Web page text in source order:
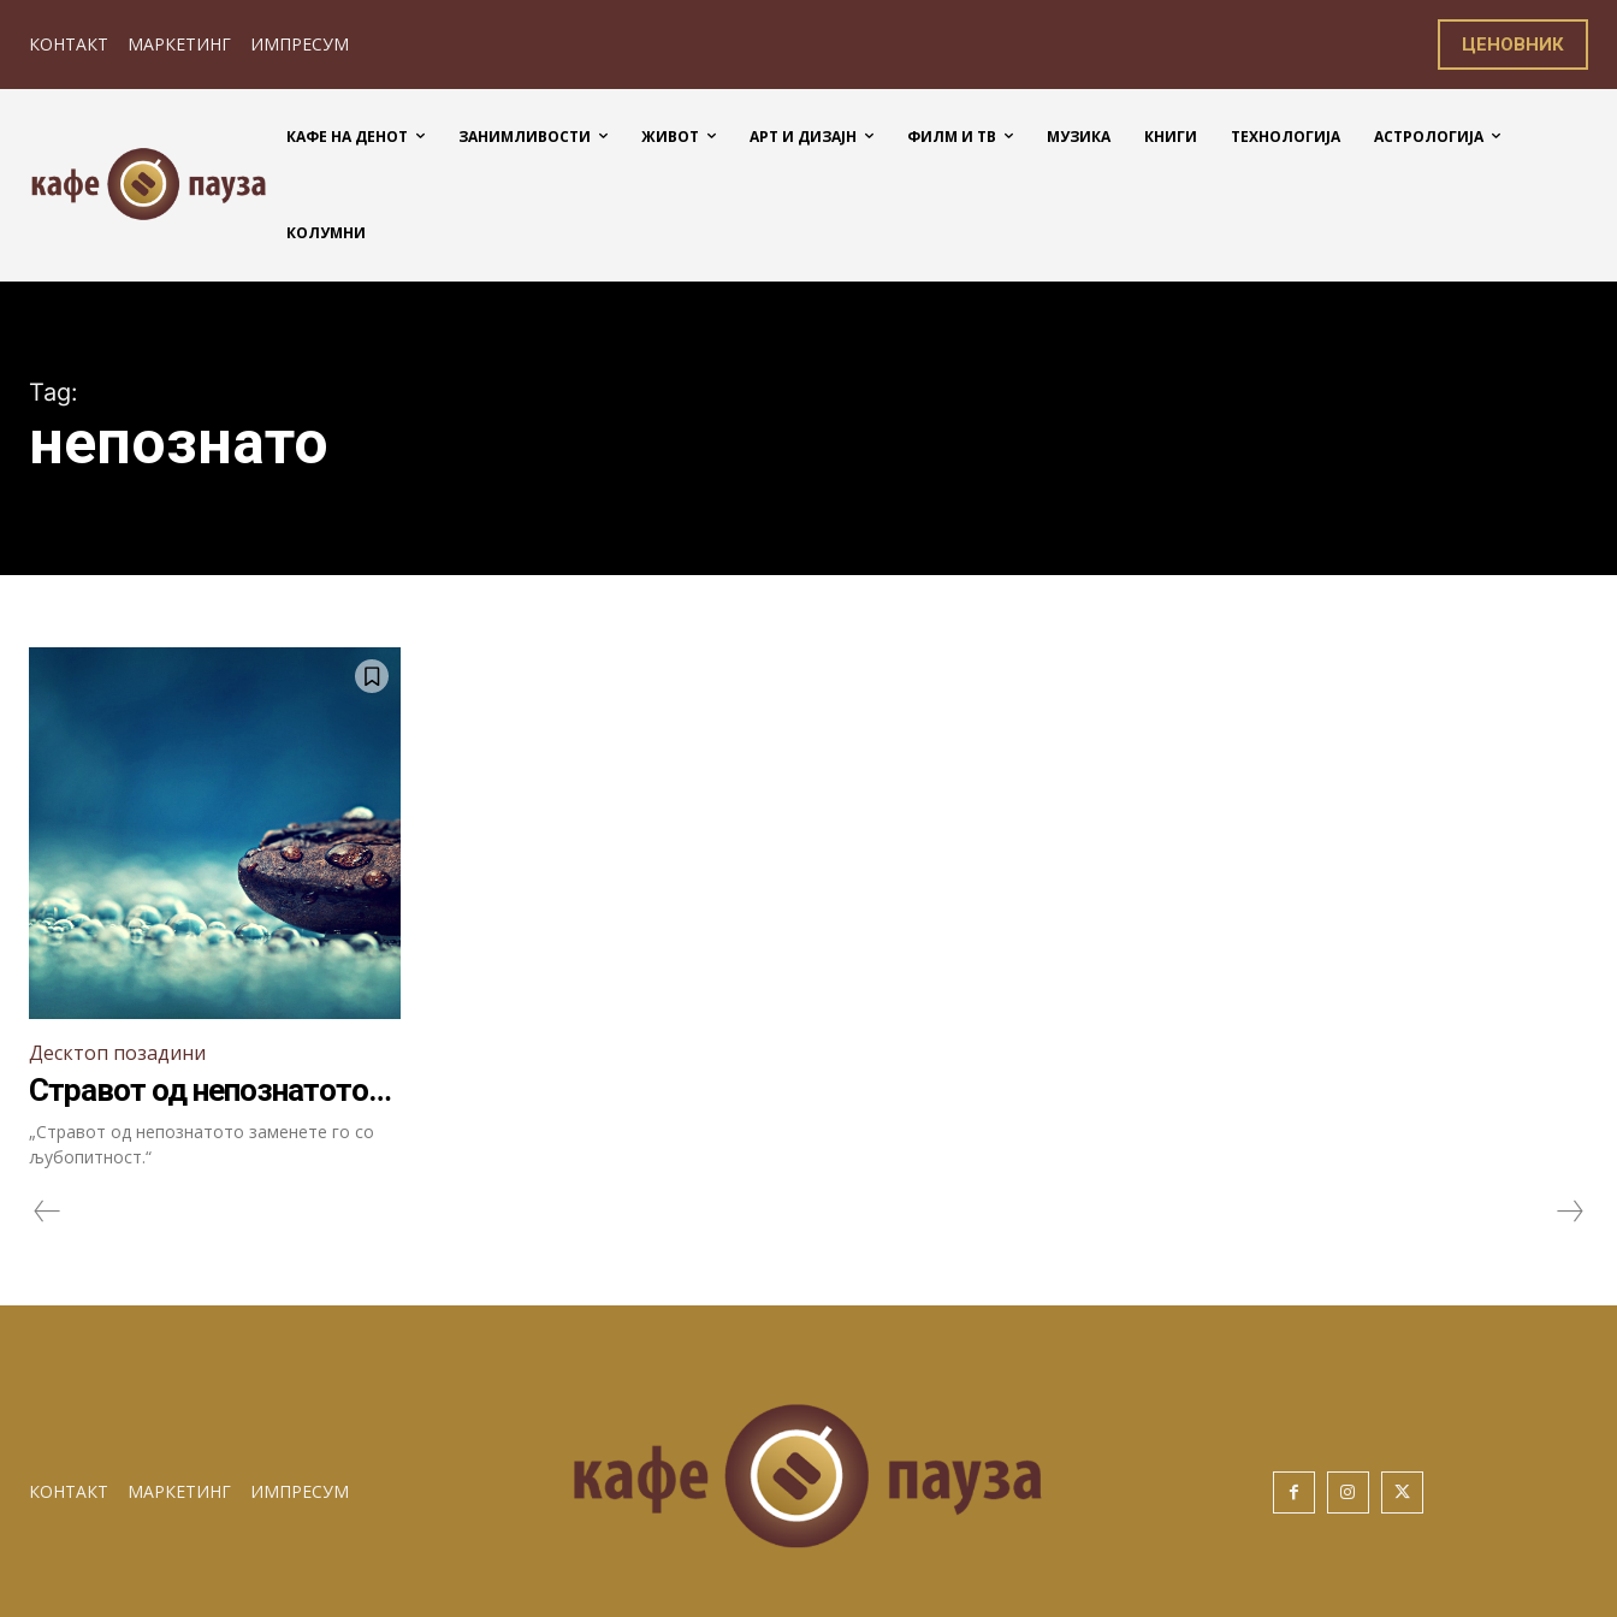
КОНТАКТ МАРКЕТИНГ ИМПРЕСУМ ЦЕНОВНИК
КАФЕ НА ДЕНОТ ЗАНИМЛИВОСТИ ЖИВОТ АРТ И ДИЗАЈН ФИЛМ И ТВ МУЗИКА КНИГИ ТЕХНОЛОГИЈА АСТРОЛОГИЈА
КОЛУМНИ
Tag:
непознато
Десктоп позадини
Стравот од непознатото…
„Стравот од непознатото заменете го со
љубопитност.“
КОНТАКТ МАРКЕТИНГ ИМПРЕСУМ